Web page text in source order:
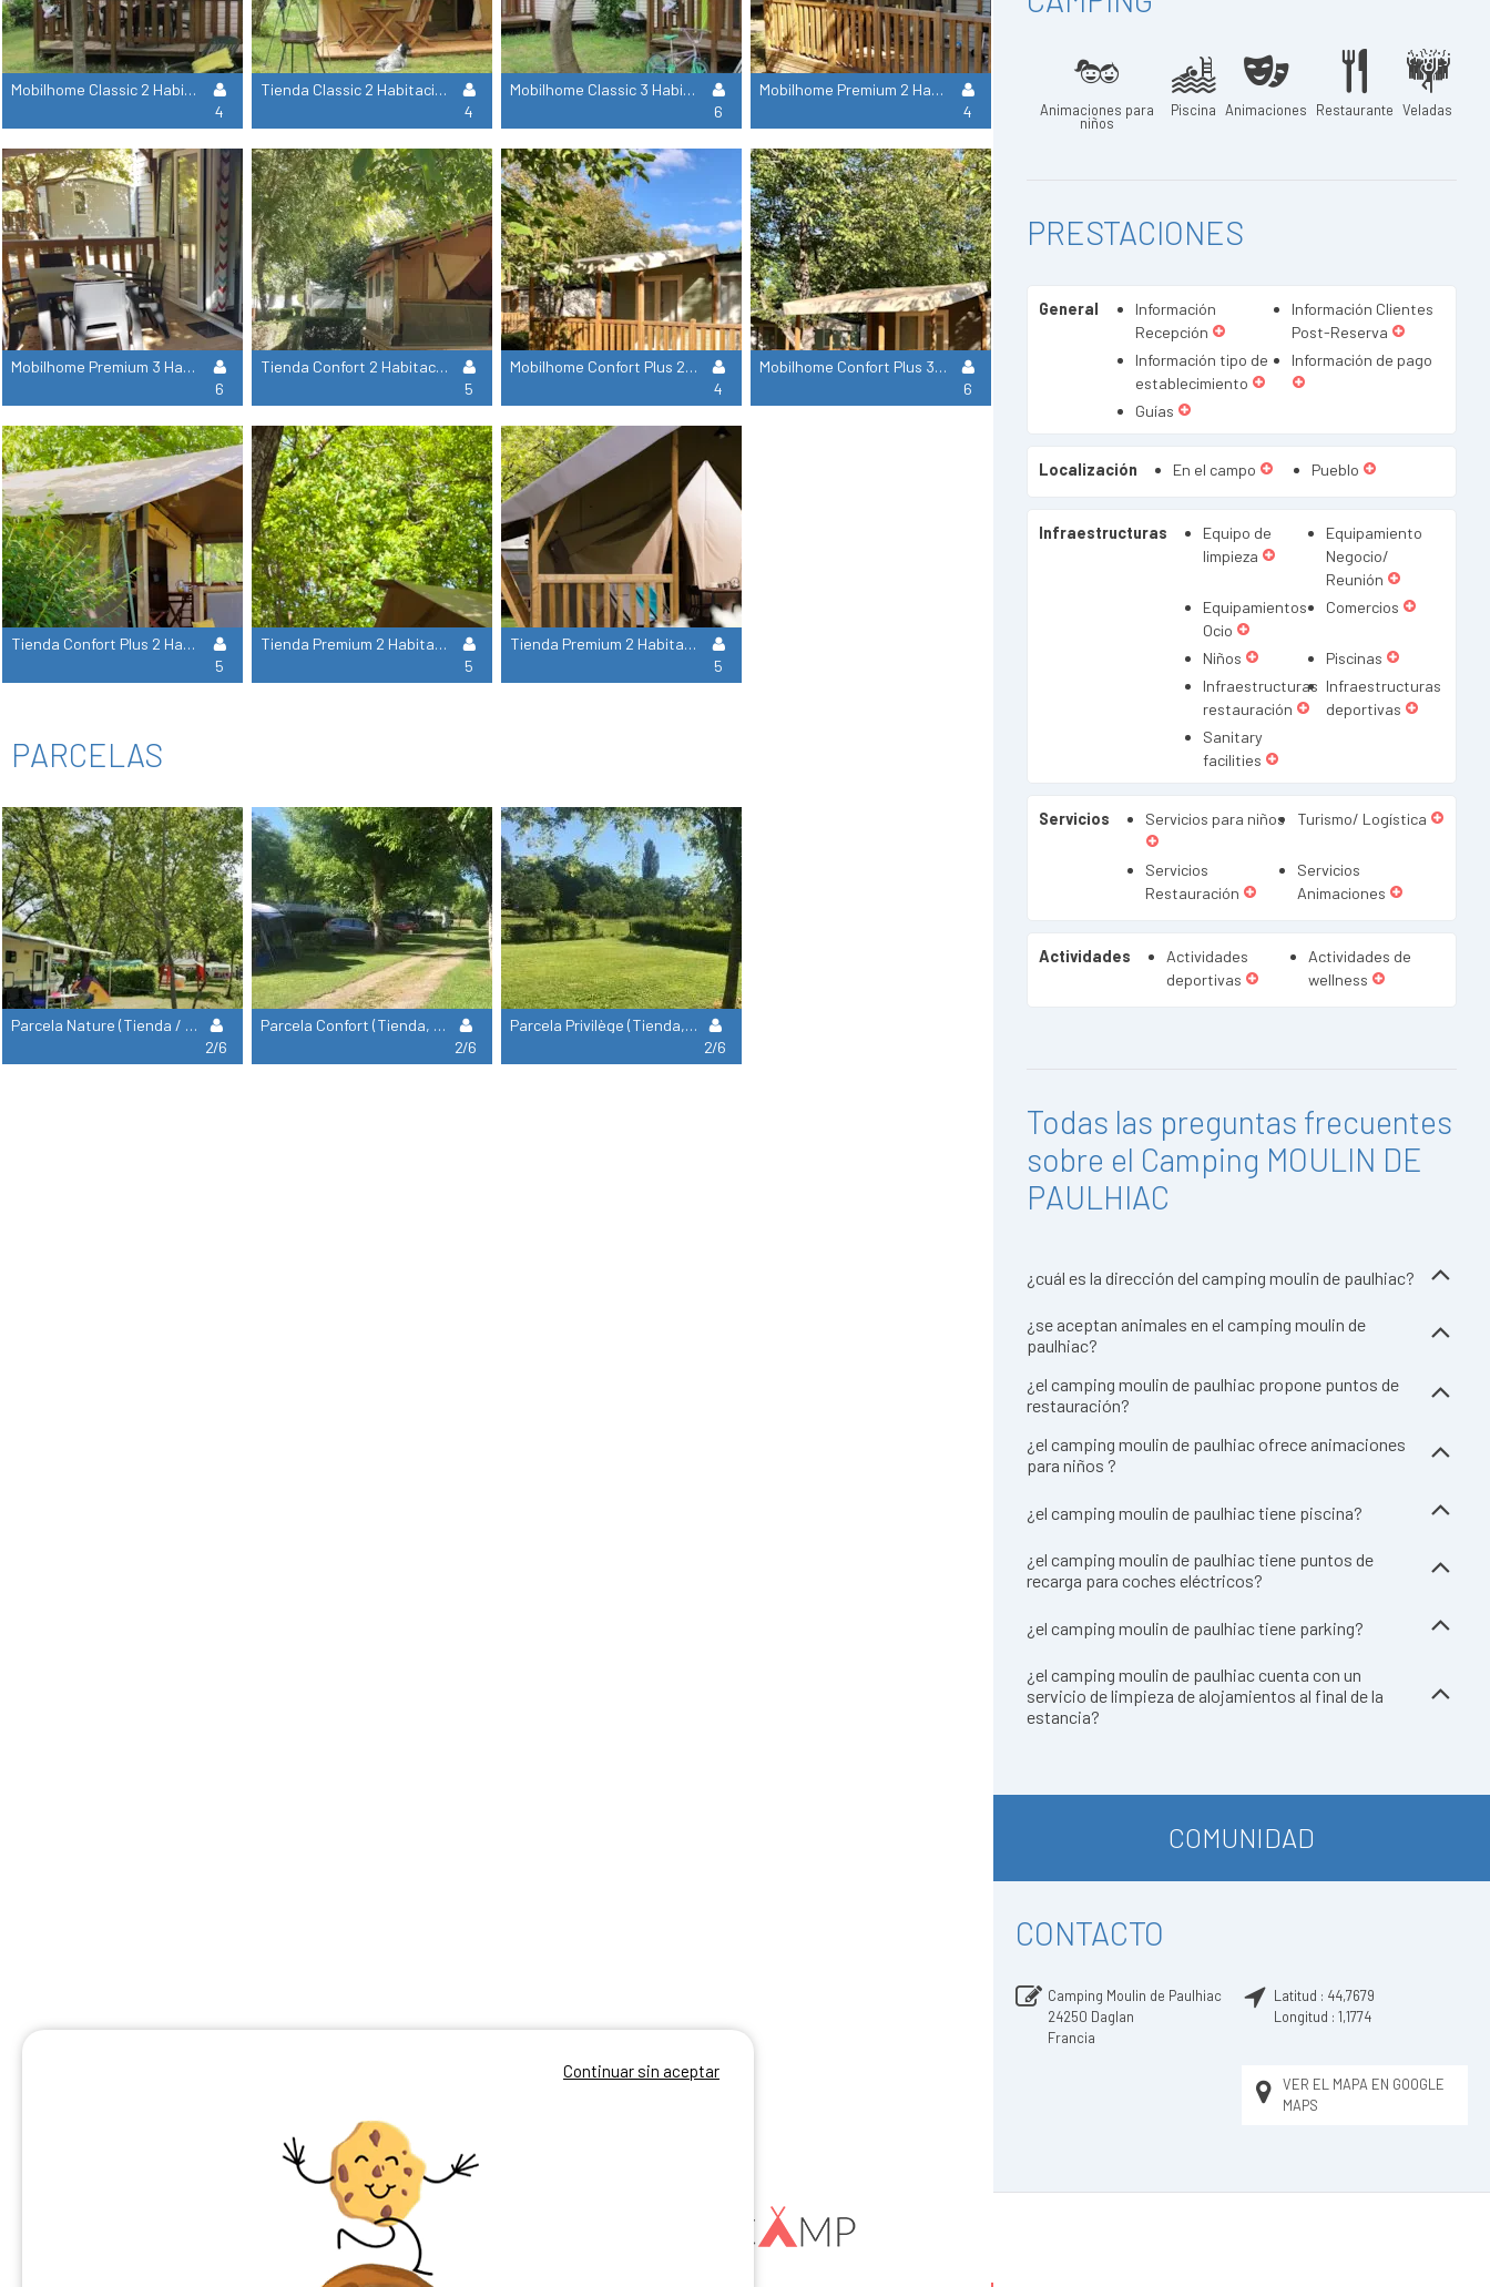
Mobilhome Classic 2 Habitaciones Flores 26M²
4
Tienda Classic 2 Habitaciones Cabanon 25M²
4
Mobilhome Classic 3 Habitaciones Tamaris 32M²
6
Mobilhome Premium 2 Habitaciones Premium Acacia 32M² + Aire Acondicionado + Lavavajilla + Tv
4
Mobilhome Premium 3 Habitaciones Mimosa 33M² + Aire Acondicionado + Lavavajilla + Tv
6
Tienda Confort 2 Habitaciones Victoria 30M²
5
Mobilhome Confort Plus 2 Habitaciones Riviera Suite 29M² + Aire Acondicionado
4
Mobilhome Confort Plus 3 Habitaciones Riviera Famille 31M² + Airconditioning
6
Tienda Confort Plus 2 Habitaciones Bali 32M²
5
Tienda Premium 2 Habitaciones Kenya 34M²
5
Tienda Premium 2 Habitaciones Ciat 36M²
5
PARCELAS
Parcela Nature (Tienda / 1 Coche)
2/6
Parcela Confort (Tienda, Caravana / 1 Coche)
2/6
Parcela Privilège (Tienda, Caravana / 1 Coche)
2/6
Animaciones para
niños
Piscina Animaciones Restaurante Veladas
PRESTACIONES
General
Información
Recepción
Información Clientes
Post-Reserva
Información tipo de
establecimiento
Información de pago
Guías
Localización En el campo Pueblo
Infraestructuras
Equipo de
limpieza
Equipamiento
Negocio/
Reunión
Equipamientos
Ocio
Comercios
Niños
Piscinas
Infraestructuras
restauración
Infraestructuras
deportivas
Sanitary
facilities
Servicios Servicios para niños Turismo/ Logística
Servicios
Restauración
Servicios
Animaciones
Actividades
Actividades
deportivas
Actividades de
wellness
Todas las preguntas frecuentes
sobre el Camping MOULIN DE
PAULHIAC
¿cuál es la dirección del camping moulin de paulhiac?
¿se aceptan animales en el camping moulin de
paulhiac?
¿el camping moulin de paulhiac propone puntos de
restauración?
¿el camping moulin de paulhiac ofrece animaciones
para niños ?
¿el camping moulin de paulhiac tiene piscina?
¿el camping moulin de paulhiac tiene puntos de
recarga para coches eléctricos?
¿el camping moulin de paulhiac tiene parking?
¿el camping moulin de paulhiac cuenta con un
servicio de limpieza de alojamientos al final de la
estancia?
COMUNIDAD
CONTACTO
Camping Moulin de Paulhiac
24250 Daglan
Francia
Latitud : 44,7679
Longitud : 1,1774
VER EL MAPA EN GOOGLE
MAPS
Continuar sin aceptar